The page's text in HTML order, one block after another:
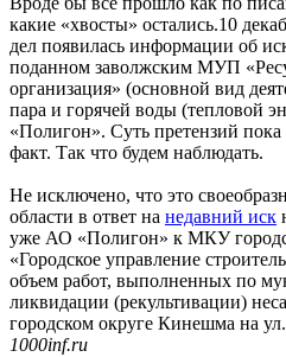
какие «хвосты» остались.10
дел появилась информации об
поданном заволжским МУП
организация» (основной вид
пара и горячей воды (тепловой
«Полигон». Суть претензий пока
факт. Так что будем наблюдать.
Не исключено, что это
области в ответ на недавний иск
уже АО «Полигон» к МКУ
«Городское управление
объем работ, выполненных по
ликвидации (рекультивации)
городском округе Кинешма на
1000inf.ru